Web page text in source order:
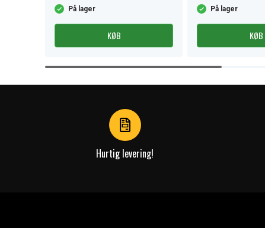
På lager
KØB
På lager
KØB
Item
Hurtig levering!